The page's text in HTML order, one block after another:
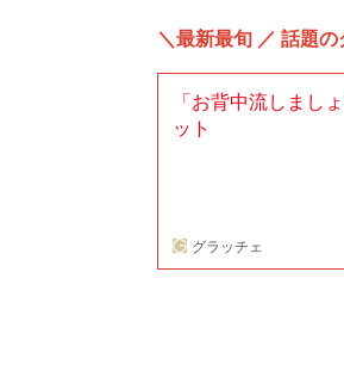
＼最新最旬 ／ 話題
「お背中流しまし
ット
グラッチェ